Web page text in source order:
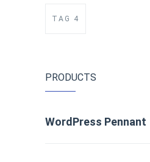
TAG 4
PRODUCTS
WordPress Pennant